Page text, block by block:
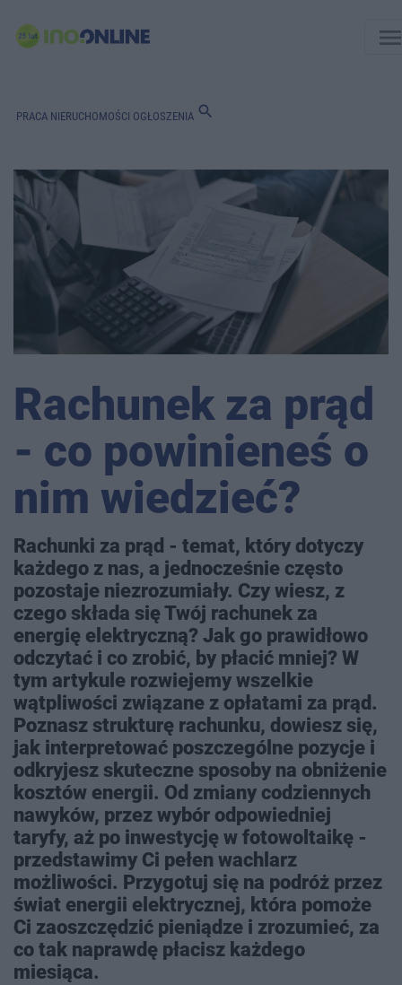
PRACA NIERUCHOMOŚCI OGŁOSZENIA search
Rachunek za prąd
- co powinieneś o
nim wiedzieć?
Rachunki za prąd - temat, który dotyczy
każdego z nas, a jednocześnie często
pozostaje niezrozumiały. Czy wiesz, z
czego składa się Twój rachunek za
energię elektryczną? Jak go prawidłowo
odczytać i co zrobić, by płacić mniej? W
tym artykule rozwiejemy wszelkie
wątpliwości związane z opłatami za prąd.
Poznasz strukturę rachunku, dowiesz się,
jak interpretować poszczególne pozycje i
odkryjesz skuteczne sposoby na obniżenie
kosztów energii. Od zmiany codziennych
nawyków, przez wybór odpowiedniej
taryfy, aż po inwestycję w fotowoltaikę -
przedstawimy Ci pełen wachlarz
możliwości. Przygotuj się na podróż przez
świat energii elektrycznej, która pomoże
Ci zaoszczędzić pieniądze i zrozumieć, za
co tak naprawdę płacisz każdego
miesiąca.